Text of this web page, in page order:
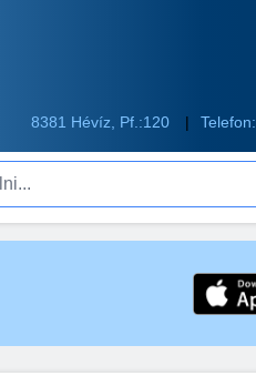
8381 Hévíz, Pf.:120
Telefon: